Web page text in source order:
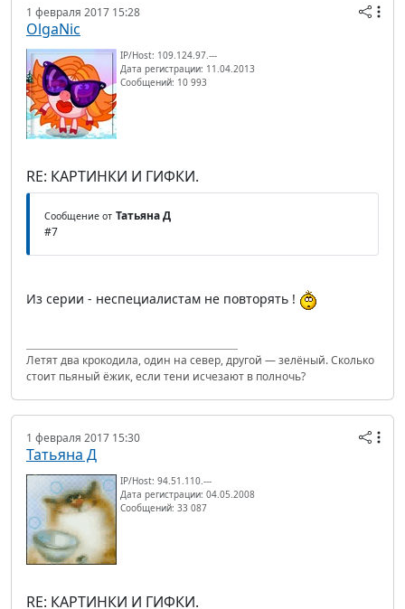
1 февраля 2017 15:28
OlgaNic
IP/Host: 109.124.97.---
Дата регистрации: 11.04.2013
Сообщений: 10 993
RE: КАРТИНКИ И ГИФКИ.
Сообщение от Татьяна Д
#7
Из серии - неспециалистам не повторять !
Летят два крокодила, один на север, другой — зелёный. Сколько
стоит пьяный ёжик, если тени исчезают в полночь?
1 февраля 2017 15:30
Татьяна Д
IP/Host: 94.51.110.---
Дата регистрации: 04.05.2008
Сообщений: 33 087
RE: КАРТИНКИ И ГИФКИ.